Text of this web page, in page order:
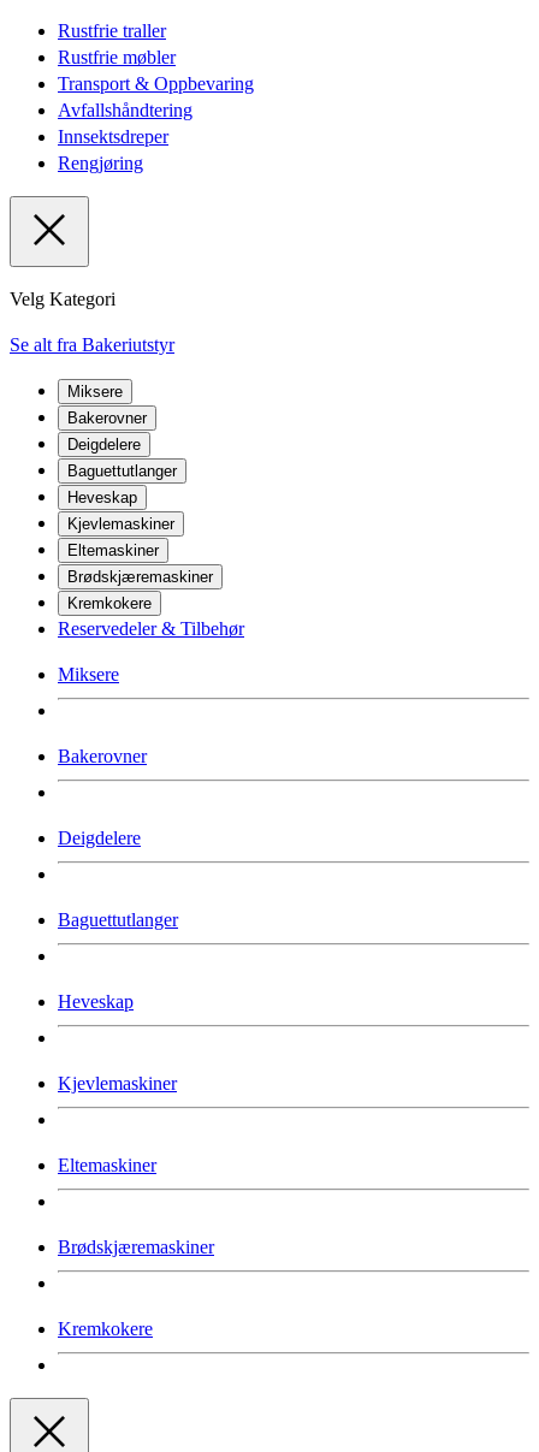
Rustfrie traller
Rustfrie møbler
Transport & Oppbevaring
Avfallshåndtering
Innsektsdreper
Rengjøring
Velg Kategori
Se alt fra Bakeriutstyr
Miksere
Bakerovner
Deigdelere
Baguettutlanger
Heveskap
Kjevlemaskiner
Eltemaskiner
Brødskjæremaskiner
Kremkokere
Reservedeler & Tilbehør
Miksere
Bakerovner
Deigdelere
Baguettutlanger
Heveskap
Kjevlemaskiner
Eltemaskiner
Brødskjæremaskiner
Kremkokere